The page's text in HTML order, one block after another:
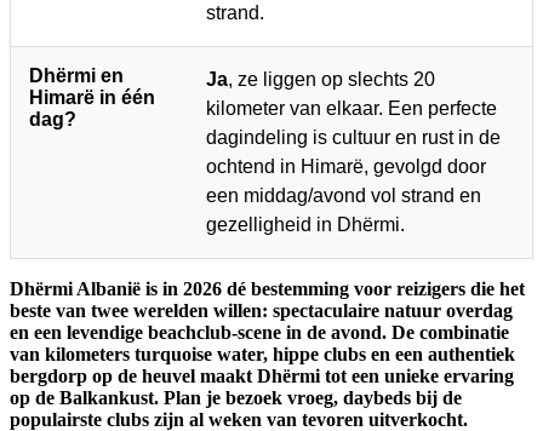
strand.
Dhërmi en
Himarë in één
dag?
Ja, ze liggen op slechts 20
kilometer van elkaar. Een perfecte
dagindeling is cultuur en rust in de
ochtend in Himarë, gevolgd door
een middag/avond vol strand en
gezelligheid in Dhërmi.
Dhërmi Albanië is in 2026 dé bestemming voor reizigers die het
beste van twee werelden willen: spectaculaire natuur overdag
en een levendige beachclub-scene in de avond. De combinatie
van kilometers turquoise water, hippe clubs en een authentiek
bergdorp op de heuvel maakt Dhërmi tot een unieke ervaring
op de Balkankust. Plan je bezoek vroeg, daybeds bij de
populairste clubs zijn al weken van tevoren uitverkocht.